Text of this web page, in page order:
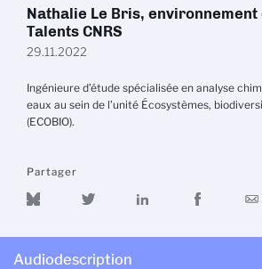
Nathalie Le Bris, environnement
Talents CNRS
29.11.2022
Ingénieure d’étude spécialisée en analyse
eaux au sein de l’unité Écosystèmes,
(ECOBIO).
Partager
Audiodescription